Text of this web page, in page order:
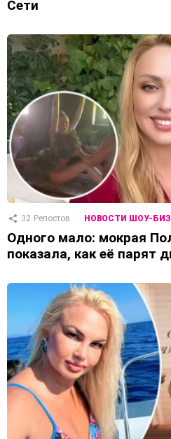
Сети
32 Репостов НОВОСТИ ШОУ-
Одного мало: мокрая
показала, как её парят